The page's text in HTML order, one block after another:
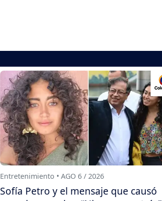
Entretenimiento • AGO 6 / 2026
Sofía Petro y el mensaje que causó